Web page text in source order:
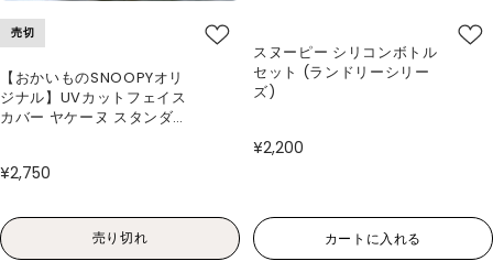
売切
【おかいものSNOOPYオリ
ジナル】UVカットフェイス
カバー ヤケーヌ スタンダー
¥2,750
売り切れ
スヌーピー シリコンボトル
セット (ランドリーシリー
ズ)
¥2,200
カートに入れる